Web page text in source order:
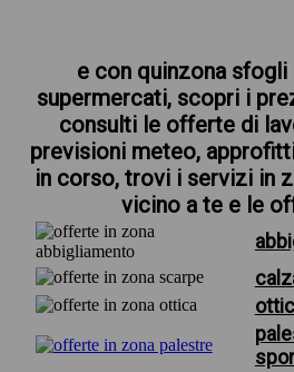
e con quinzona
supermercati, scopri i
consulti le offerte di
previsioni meteo,
in corso, trovi i servizi in
vicino a te e le